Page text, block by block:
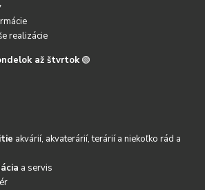
realizácie
až štvrtok 🟢
akvárií, akvaterárií, terárií a niekoľko rád a
a servis